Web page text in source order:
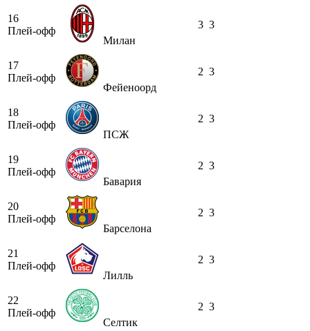
16
Плей-офф
Милан
3 3
17
Плей-офф
Фейеноорд
2 3
18
Плей-офф
ПСЖ
2 3
19
Плей-офф
Бавария
2 3
20
Плей-офф
Барселона
2 3
21
Плей-офф
Лилль
2 3
22
Плей-офф
Селтик
2 3